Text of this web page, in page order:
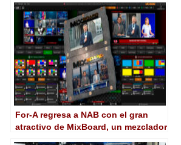
For-A regresa a NAB con el gran
atractivo de MixBoard, un mezclador